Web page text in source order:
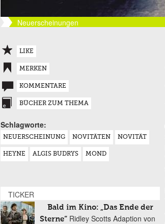
Neuerscheinungen
LIKE
MERKEN
KOMMENTARE
BÜCHER ZUM THEMA
Schlagworte:
NEUERSCHEINUNG NOVITÄTEN NOVITÄT
HEYNE ALGIS BUDRYS MOND
TICKER
Bald im Kino: „Das Ende der
Sterne“ Ridley Scotts Adaption von